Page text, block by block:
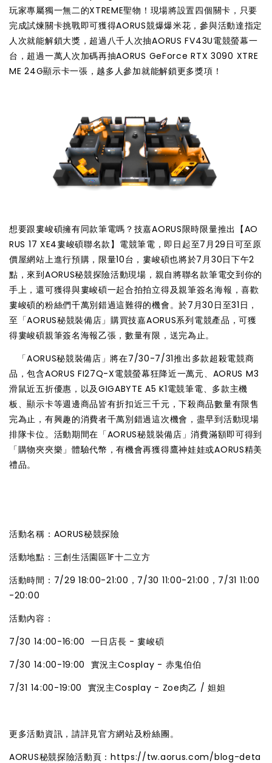
玩家專屬獨一無二的XTREME聖物！現場將設置四個關卡，只要
完成試煉關卡挑戰即可獲得AORUS競爆爆米花，參與活動達指定
人次就能解鎖大獎，超過八千人次抽AORUS FV43U電競螢幕一
台，超過一萬人次加碼再抽AORUS GeForce RTX 3090 XTRE
ME 24G顯示卡一張，越多人參加就能解鎖更多獎項！
想要跟婁峻碩擁有同款筆電嗎？技嘉AORUS限時限量推出【AO
RUS 17 XE4婁峻碩聯名款】電競筆電，即日起至7月29日可至原
價屋網站上進行預購，限量10台，婁峻碩也將於7月30日下午2
點，來到AORUS秘競探險活動現場，親自將聯名款筆電交到你的
手上，還可獲得與婁峻碩一起合拍拍立得及親筆簽名海報，喜歡
婁峻碩的粉絲們千萬別錯過這難得的機會。於7月30日至31日，
至「AORUS秘競裝備店」購買技嘉AORUS系列電競產品，可獲
得婁峻碩親筆簽名海報乙張，數量有限，送完為止。
「AORUS秘競裝備店」將在7/30-7/31推出多款超殺電競商
品，包含AORUS FI27Q-X電競螢幕狂降近一萬元、AORUS M3
滑鼠近五折優惠，以及GIGABYTE A5 K1電競筆電、多款主機
板、顯示卡等週邊商品皆有折扣近三千元，下殺商品數量有限售
完為止，有興趣的消費者千萬別錯過這次機會，盡早到活動現場
排隊卡位。活動期間在「AORUS秘競裝備店」消費滿額即可得到
「購物夾夾樂」體驗代幣，有機會再獲得鷹神娃娃或AORUS精美
禮品。
活動名稱：AORUS秘競探險
活動地點：三創生活園區1F十二立方
活動時間：7/29 18:00-21:00，7/30 11:00-21:00，7/31 11:00
-20:00
活動內容：
7/30 14:00-16:00 一日店長 - 婁峻碩
7/30 14:00-19:00 實況主Cosplay - 赤鬼伯伯
7/31 14:00-19:00 實況主Cosplay - Zoe肉乙 / 妲妲
更多活動資訊，請詳見官方網站及粉絲團。
AORUS秘競探險活動頁：https://tw.aorus.com/blog-deta